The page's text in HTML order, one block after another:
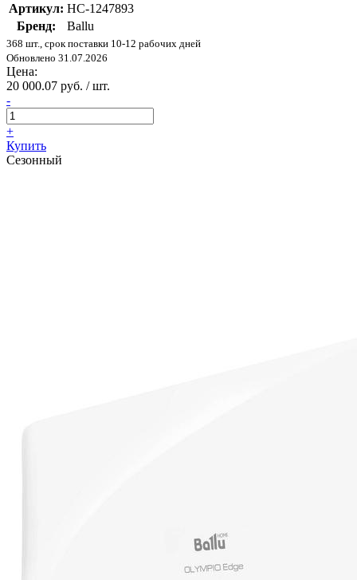
Артикул: НС-1247893
Бренд:
Ballu
368 шт., срок поставки 10-12 рабочих дней
Обновлено 31.07.2026
Цена:
20 000.07 руб. / шт.
-
+
Купить
Сезонный